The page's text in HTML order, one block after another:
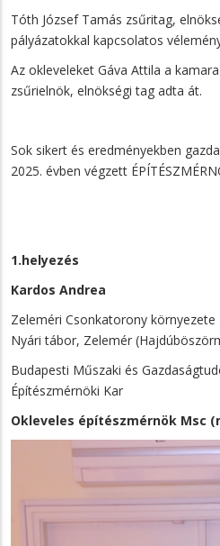
Tóth József Tamás zsűritag,
pályázatokkal kapcsolatos
Az okleveleket Gáva Attila a
zsűrielnök, elnökségi tag adta át.
Sok sikert és eredményekben
2025. évben végzett
1.helyezés
Kardos Andrea
Zeleméri Csonkatorony környezete
Nyári tábor, Zelemér
Budapesti Műszaki és
Építészmérnöki Kar
Okleveles építészmérnök Msc